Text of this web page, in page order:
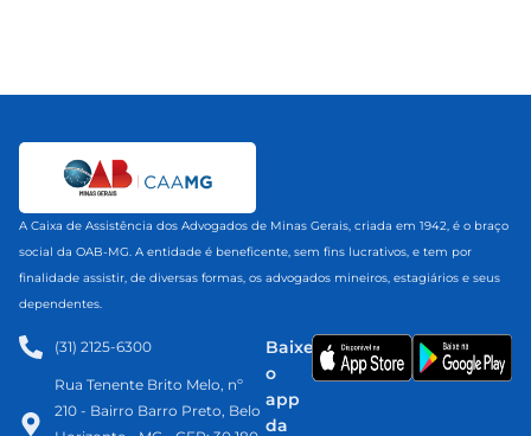
A Caixa de Assistência dos Advogados de Minas Gerais, criada em 1942, é o braço
social da OAB-MG. A entidade é beneficente, sem fins lucrativos, e tem por
finalidade assistir, de diversas formas, os advogados mineiros, estagiários e seus
dependentes.
(31) 2125-6300​
Rua Tenente Brito Melo, nº
210 - Bairro Barro Preto, Belo
Baixe
o
app
da